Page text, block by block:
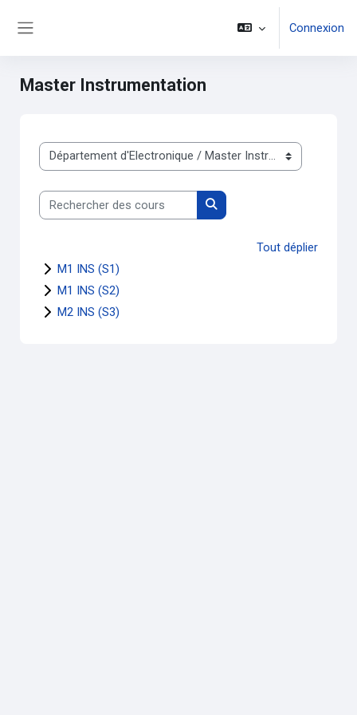
Connexion
Master Instrumentation
Catégories de cours
Rechercher des cours
Rechercher des cours
Tout déplier
M1 INS (S1)
M1 INS (S2)
M2 INS (S3)